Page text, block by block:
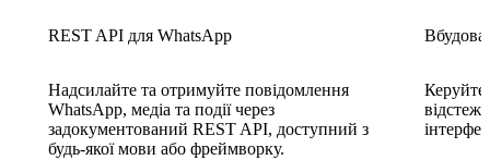
REST API для WhatsApp
Надсилайте та отримуйте повідомлення
WhatsApp, медіа та події через
задокументований REST API, доступний з
будь-якої мови або фреймворку.
Керуйте